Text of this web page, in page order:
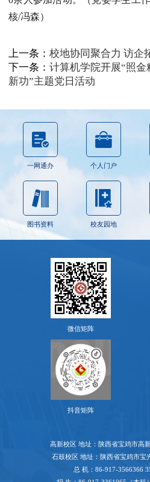
核/冯森）
上一条： 校地协同聚合力 访企
下一条： 计算机学院开展“照金
新功”主题党日活动
一网通办 个人门户
图书资料 校友园地
微信矩阵
抖音矩阵
高新校区 地址：陕西省宝鸡市高
石鼓校区 地址：陕西省宝鸡市宝
总 机：86-917-3566366